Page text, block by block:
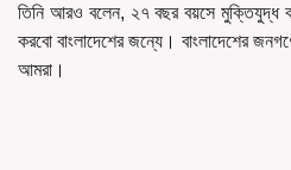
তিনি আরও বলেন, ২৭ বছর বয়সে মুক্তিযুদ্ধ
করবো বাংলাদেশের জন্যে। বাংলাদেশের
আমরা।